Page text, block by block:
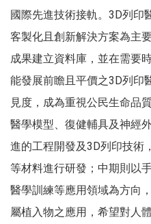
國際先進技術接軌。3D列印
客製化且創新解決方案為主
成果建立資料庫，並在需要
能發展前瞻且平價之3D列印
見度，成為重視公民生命品
醫學模型、復健輔具及神經
進的工程開發及3D列印技術
等材料進行研發；中期則以
醫學訓練等應用領域為方向
屬植入物之應用，希望對人